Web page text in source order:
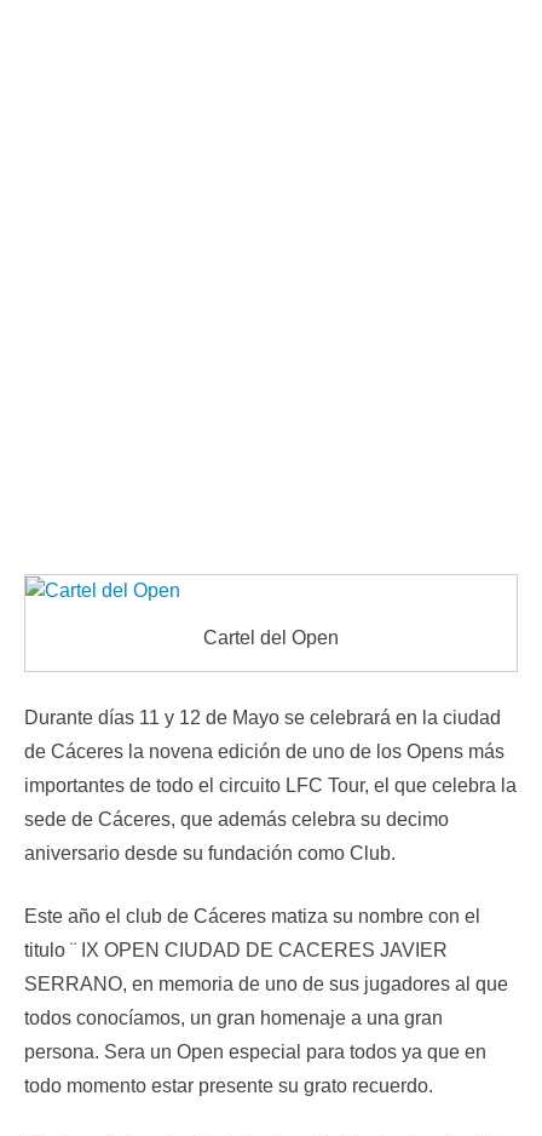
Cartel del Open
Durante días 11 y 12 de Mayo se celebrará en la ciudad
de Cáceres la novena edición de uno de los Opens más
importantes de todo el circuito LFC Tour, el que celebra la
sede de Cáceres, que además celebra su decimo
aniversario desde su fundación como Club.
Este año el club de Cáceres matiza su nombre con el
titulo ¨ IX OPEN CIUDAD DE CACERES JAVIER
SERRANO, en memoria de uno de sus jugadores al que
todos conocíamos, un gran homenaje a una gran
persona. Sera un Open especial para todos ya que en
todo momento estar presente su grato recuerdo.